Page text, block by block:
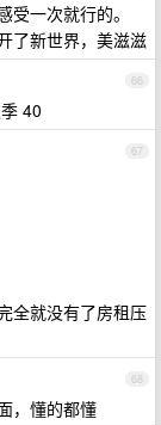
一次就行的。
了新世界，美滋滋
66
40
67
全就没有了房租压
68
，懂的都懂